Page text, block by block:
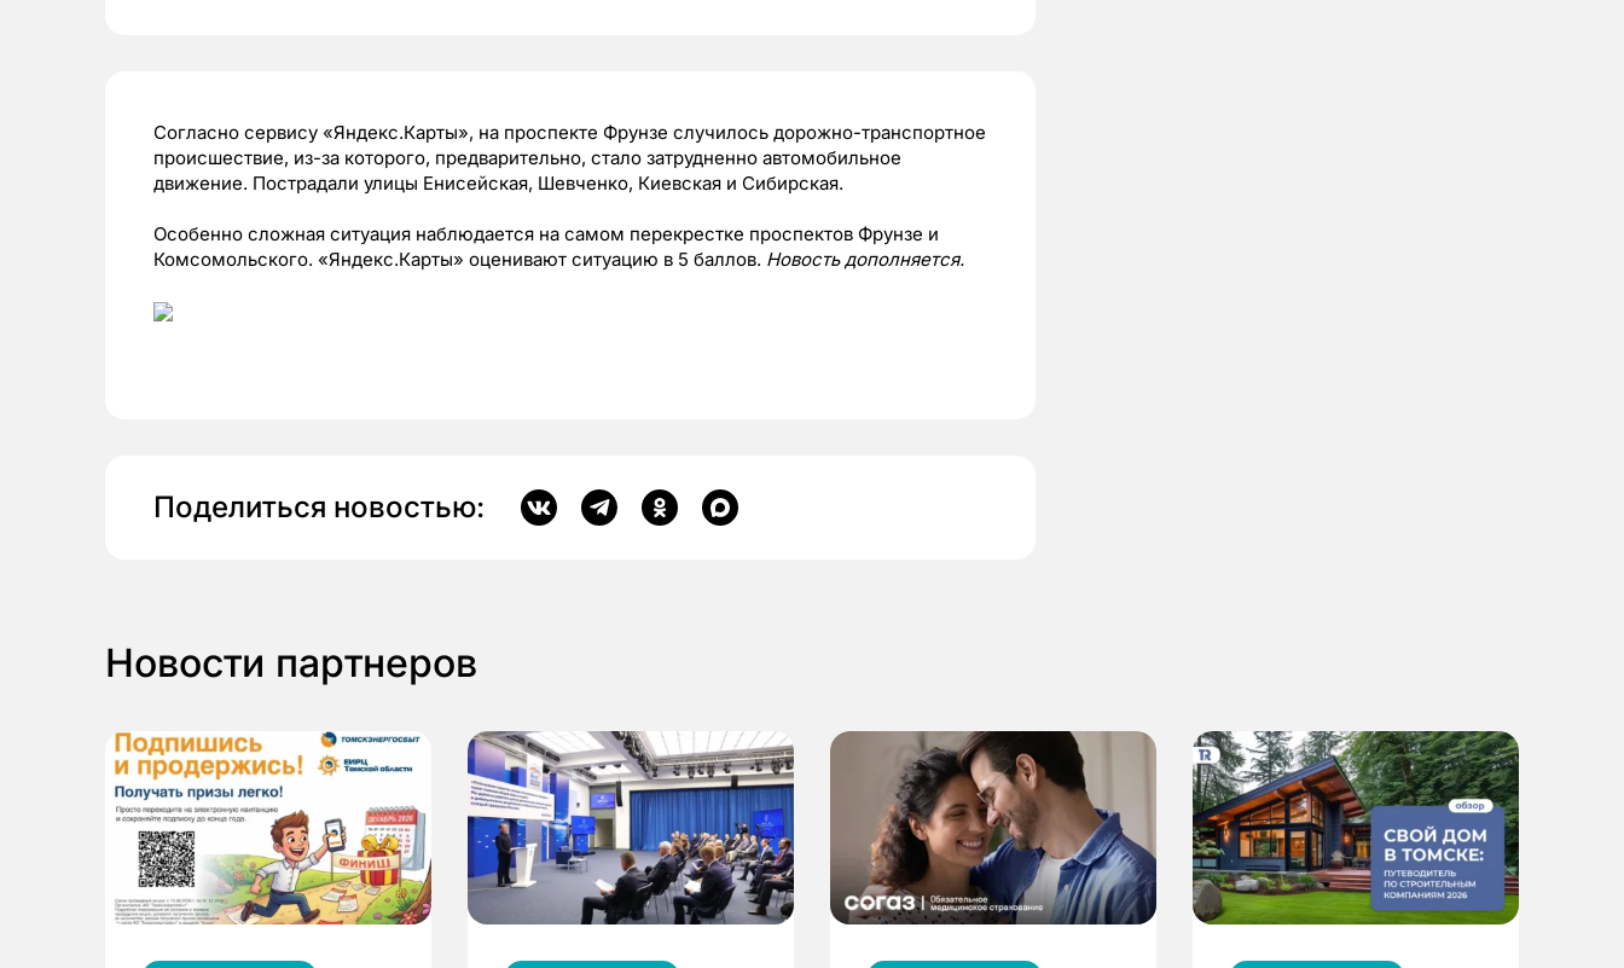
Согласно сервису «Яндекс.Карты», на проспекте Фрунзе случилось дорожно-транспортное
происшествие, из-за которого, предварительно, стало затрудненно автомобильное
движение. Пострадали улицы Енисейская, Шевченко, Киевская и Сибирская.
Особенно сложная ситуация наблюдается на самом перекрестке проспектов Фрунзе и
Комсомольского. «Яндекс.Карты» оценивают ситуацию в 5 баллов. Новость дополняется.
Поделиться новостью:
Новости партнеров